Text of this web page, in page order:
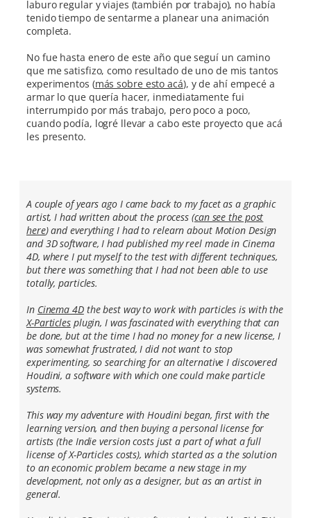
laburo regular y viajes (también por trabajo), no había
tenido tiempo de sentarme a planear una animación
completa.
No fue hasta enero de este año que seguí un camino
que me satisfizo, como resultado de uno de mis tantos
experimentos (más sobre esto acá), y de ahí empecé a
armar lo que quería hacer, inmediatamente fui
interrumpido por más trabajo, pero poco a poco,
cuando podía, logré llevar a cabo este proyecto que acá
les presento.
A couple of years ago I came back to my facet as a graphic
artist, I had written about the process (can see the post
here) and everything I had to relearn about Motion Design
and 3D software, I had published my reel made in Cinema
4D, where I put myself to the test with different techniques,
but there was something that I had not been able to use
totally, particles.
In Cinema 4Dthe best way to work with particles is with the
X-Particlesplugin, I was fascinated with everything that can
be done, but at the time I had no money for a new license, I
was somewhat frustrated, I did not want to stop
experimenting, so searching for an alternative I discovered
Houdini, a software with which one could make particle
systems.
This way my adventure with Houdini began, first with the
learning version, and then buying a personal license for
artists (the Indie version costs just a part of what a full
license of X-Particles costs), which started as a the solution
to an economic problem became a new stage in my
development, not only as a designer, but as an artist in
general.